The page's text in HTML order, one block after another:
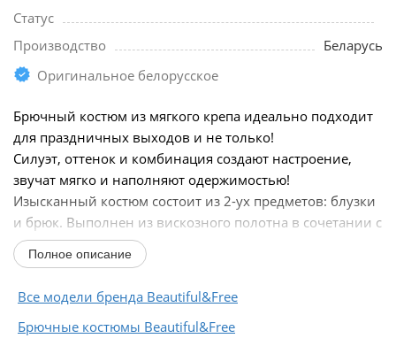
Статус
Производство
Беларусь
Оригинальное белорусское
Брючный костюм из мягкого крепа идеально подходит
для праздничных выходов и не только!
Силуэт, оттенок и комбинация создают настроение,
звучат мягко и наполняют одержимостью!
Изысканный костюм состоит из 2-ух предметов: блузки
и брюк. Выполнен из вискозного полотна в сочетании с
невесомым...
Полное описание
Все модели бренда Beautiful&Free
Брючные костюмы Beautiful&Free